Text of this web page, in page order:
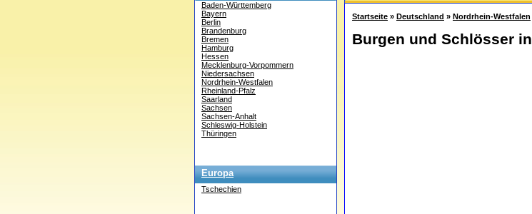
Baden-Württemberg
Bayern
Berlin
Brandenburg
Bremen
Hamburg
Hessen
Mecklenburg-Vorpommern
Niedersachsen
Nordrhein-Westfalen
Rheinland-Pfalz
Saarland
Sachsen
Sachsen-Anhalt
Schleswig-Holstein
Thüringen
Europa
Tschechien
Startseite » Deutschland » Nordrhein-Westfalen
Burgen und Schlösser